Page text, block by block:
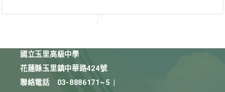
國立玉里高級中學
花蓮縣玉里鎮中華路424號
聯絡電話
03-8886171~5